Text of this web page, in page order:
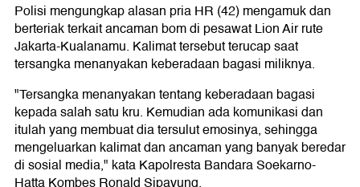
Polisi mengungkap alasan pria HR (42) mengamuk dan
berteriak terkait ancaman bom di pesawat Lion Air rute
Jakarta-Kualanamu. Kalimat tersebut terucap saat
tersangka menanyakan keberadaan bagasi miliknya.
"Tersangka menanyakan tentang keberadaan bagasi
kepada salah satu kru. Kemudian ada komunikasi dan
itulah yang membuat dia tersulut emosinya, sehingga
mengeluarkan kalimat dan ancaman yang banyak beredar
di sosial media," kata Kapolresta Bandara Soekarno-